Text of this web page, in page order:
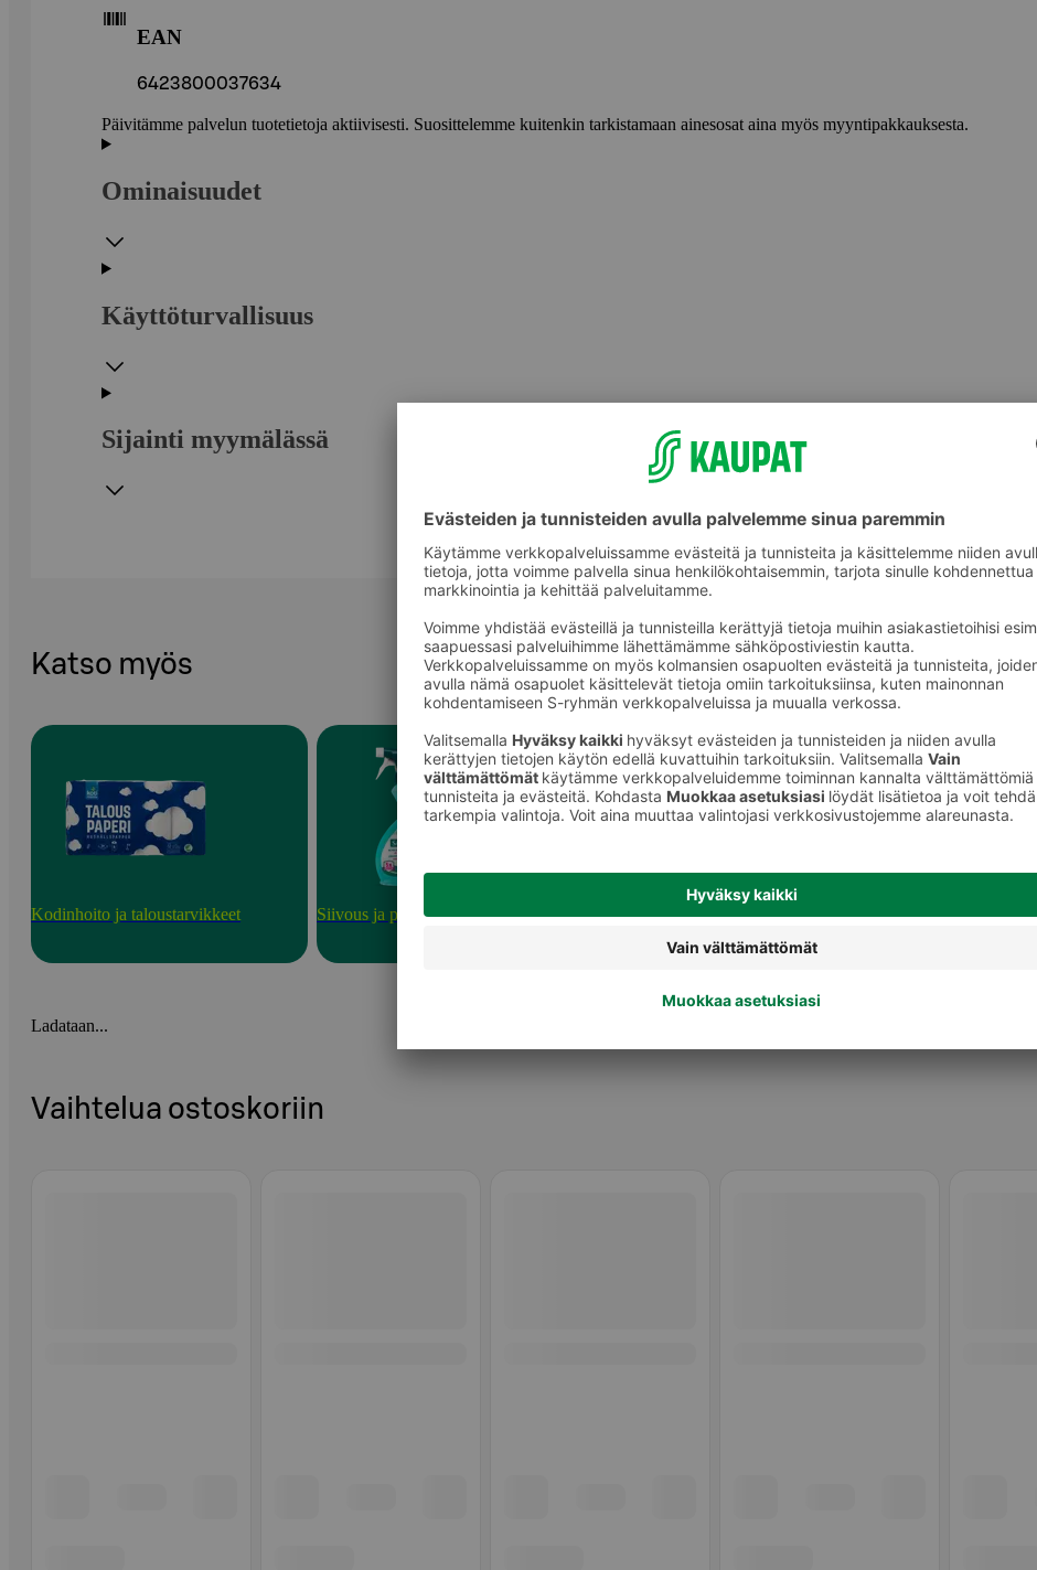
EAN
6423800037634
Päivitämme palvelun tuotetietoja aktiivisesti. Suosittelemme kuitenkin tarkistamaan ainesosat aina myös myyntipakkauksesta.
Ominaisuudet
Käyttöturvallisuus
Sijainti myymälässä
Katso myös
Kodinhoito ja taloustarvikkeet Siivous ja puhdistusaineet Ikkuna- ja lasipintojen puhdistusaineet
Ladataan...
Vaihtelua ostoskoriin